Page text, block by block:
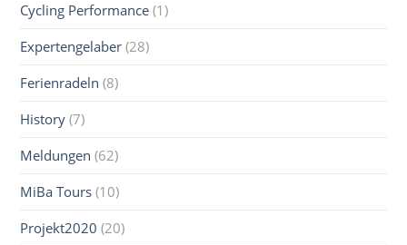
Cycling Performance (1)
Expertengelaber (28)
Ferienradeln (8)
History (7)
Meldungen (62)
MiBa Tours (10)
Projekt2020 (20)